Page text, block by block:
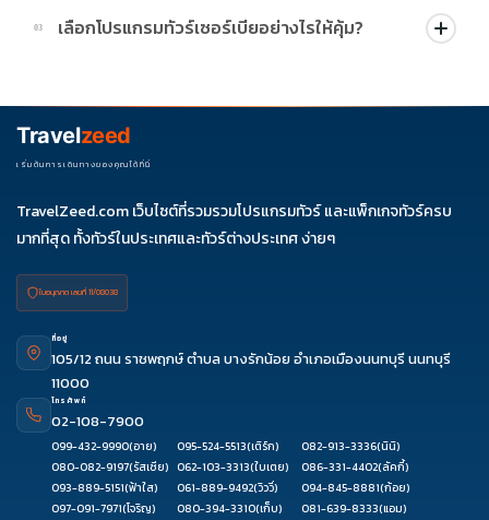
บางโปรแกรมมีโปรผ่อน 0% หรือโปรโมชั่นบัตรเครดิตตามเงื่อนไขที่
บริษัทกำหนด สามารถดูสัญลักษณ์โปรโมชั่นในรายการทัวร์แต่ละ
03 เลือกโปรแกรมทัวร์เซอร์เบียอย่างไรให้คุ้ม?
ช่วงราคา ไม่ควรเทียบจากราคาต่ำสุดเพียงอย่างเดียว
Travelzeed
เริ่มต้นการเดินทางของคุณได้ที่นี่
TravelZeed.com เว็บไซต์ที่รวมรวมโปรแกรมทัวร์ และแพ็กเกจทัวร์ครบ
มากที่สุด ทั้งทัวร์ในประเทศและทัวร์ต่างประเทศ ง่ายๆ
ใบอนุญาต เลขที่ 11/08038
ที่อยู่
105/12 ถนน ราชพฤกษ์ ตำบล บางรักน้อย อำเภอเมืองนนทบุรี นนทบุรี
11000
โทรศัพท์
02-108-7900
099-432-9990(อาย) 095-524-5513(เติร์ก) 082-913-3336(นินิ)
080-082-9197(รัสเซีย) 062-103-3313(ใบเตย) 086-331-4402(ลัคกี้)
093-889-5151(ฟ้าใส) 061-889-9492(วิววี่) 094-845-8881(ก้อย)
097-091-7971(โจริญ) 080-394-3310(เก็บ) 081-639-8333(แอม)